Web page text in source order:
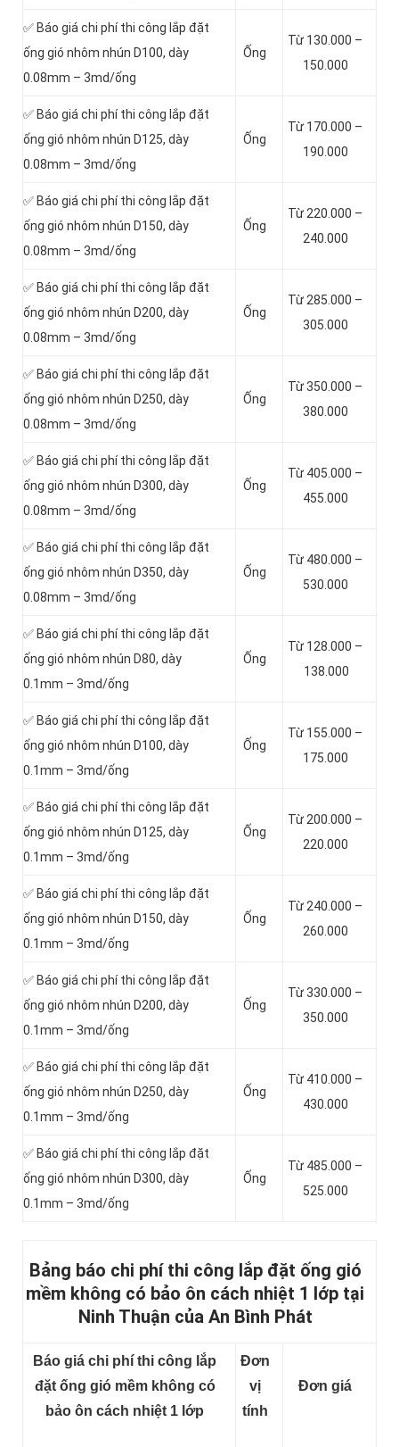
✅ Báo giá chi phí thi công lắp đặt
ống gió nhôm nhún D100, dày
0.08mm – 3md/ống
Ống
Từ 130.000 –
150.000
✅ Báo giá chi phí thi công lắp đặt
ống gió nhôm nhún D125, dày
0.08mm – 3md/ống
Ống
Từ 170.000 –
190.000
✅ Báo giá chi phí thi công lắp đặt
ống gió nhôm nhún D150, dày
0.08mm – 3md/ống
Ống
Từ 220.000 –
240.000
✅ Báo giá chi phí thi công lắp đặt
ống gió nhôm nhún D200, dày
0.08mm – 3md/ống
Ống
Từ 285.000 –
305.000
✅ Báo giá chi phí thi công lắp đặt
ống gió nhôm nhún D250, dày
0.08mm – 3md/ống
Ống
Từ 350.000 –
380.000
✅ Báo giá chi phí thi công lắp đặt
ống gió nhôm nhún D300, dày
0.08mm – 3md/ống
Ống
Từ 405.000 –
455.000
✅ Báo giá chi phí thi công lắp đặt
ống gió nhôm nhún D350, dày
0.08mm – 3md/ống
Ống
Từ 480.000 –
530.000
✅ Báo giá chi phí thi công lắp đặt
ống gió nhôm nhún D80, dày
0.1mm – 3md/ống
Ống
Từ 128.000 –
138.000
✅ Báo giá chi phí thi công lắp đặt
ống gió nhôm nhún D100, dày
0.1mm – 3md/ống
Ống
Từ 155.000 –
175.000
✅ Báo giá chi phí thi công lắp đặt
ống gió nhôm nhún D125, dày
0.1mm – 3md/ống
Ống
Từ 200.000 –
220.000
✅ Báo giá chi phí thi công lắp đặt
ống gió nhôm nhún D150, dày
0.1mm – 3md/ống
Ống
Từ 240.000 –
260.000
✅ Báo giá chi phí thi công lắp đặt
ống gió nhôm nhún D200, dày
0.1mm – 3md/ống
Ống
Từ 330.000 –
350.000
✅ Báo giá chi phí thi công lắp đặt
ống gió nhôm nhún D250, dày
0.1mm – 3md/ống
Ống
Từ 410.000 –
430.000
✅ Báo giá chi phí thi công lắp đặt
ống gió nhôm nhún D300, dày
0.1mm – 3md/ống
Ống
Từ 485.000 –
525.000
Bảng báo chi phí thi công lắp đặt ống gió
mềm không có bảo ôn cách nhiệt 1 lớp tại
Ninh Thuận của An Bình Phát
Báo giá chi phí thi công lắp
đặt ống gió mềm không có
bảo ôn cách nhiệt 1 lớp
Đơn
vị
tính
Đơn giá